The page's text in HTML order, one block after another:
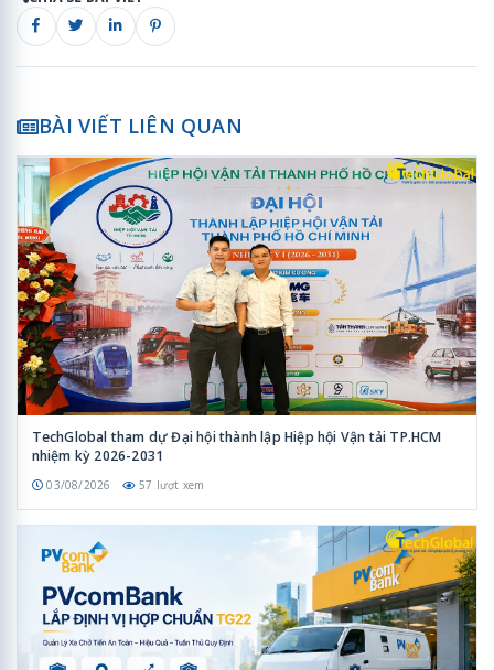
BÀI VIẾT LIÊN QUAN
TechGlobal tham dự Đại hội thành lập Hiệp hội Vận tải TP.HCM
nhiệm kỳ 2026-2031
03/08/2026 57 lượt xem